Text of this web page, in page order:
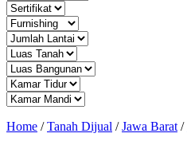
Home /Tanah Dijual /Jawa Barat /